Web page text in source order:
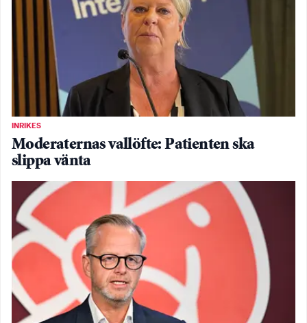
INRIKES
Moderaternas vallöfte: Patienten ska
slippa vänta